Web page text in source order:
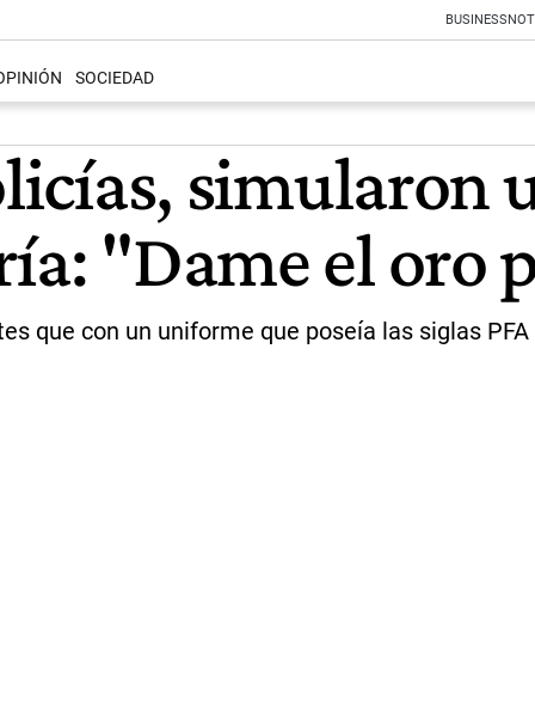
BUSINESS
SOCIEDAD
simularon
"Dame el oro
que con un uniforme que poseía las siglas